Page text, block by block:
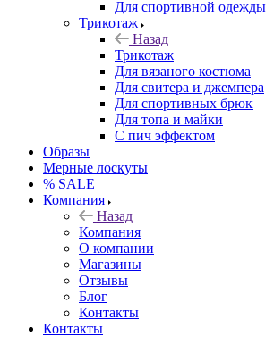
Для спортивной одежды
Трикотаж
Назад
Трикотаж
Для вязаного костюма
Для свитера и джемпера
Для спортивных брюк
Для топа и майки
С пич эффектом
Образы
Мерные лоскуты
% SALE
Компания
Назад
Компания
О компании
Магазины
Отзывы
Блог
Контакты
Контакты